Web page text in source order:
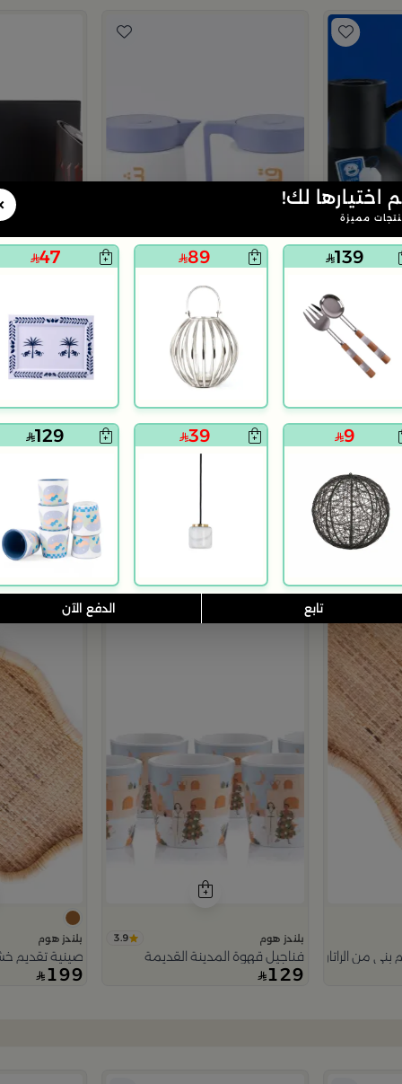
اختيارها لك!
مميزة
139
89
47
9
39
129
تابع الدفع الآن
من سيمارا
60% خصم
بلندز هوم
طقم الشاي و القهوة الأنيق من هيدا
399
755 47% خصم
بلندز هوم
هدية طقم
419
599
بلندز هوم 3.9
فناجيل قهوة المدينة القديمة
129
بلندز هوم
صينية تقديم
199